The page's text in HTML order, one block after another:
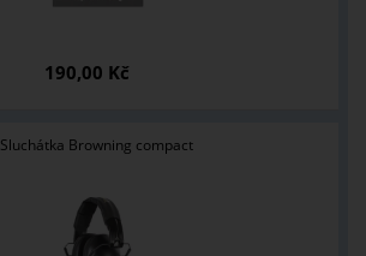
190,00 Kč
Sluchátka Browning compact